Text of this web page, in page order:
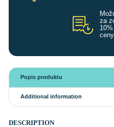
za
ceny
Popis produktu
Additional information
DESCRIPTION